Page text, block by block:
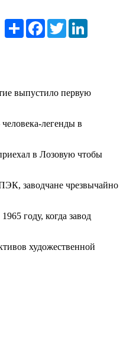
РесурсFacebookTwitter
выпустило первую
легенды в
в Лозовую чтобы
заводчане чрезвычайно
году, когда завод
художественной